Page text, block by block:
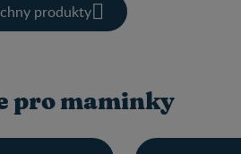
produkty
pro maminky